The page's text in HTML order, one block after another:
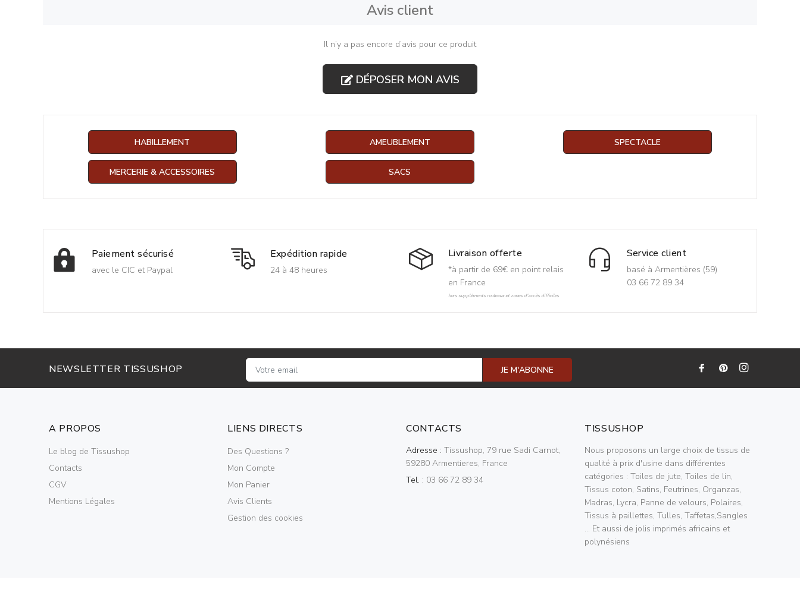
Avis client
Il n’y a pas encore d’avis pour ce produit
DÉPOSER MON AVIS
HABILLEMENT AMEUBLEMENT SPECTACLE
MERCERIE & ACCESSOIRES SACS
Paiement sécurisé
avec le CIC et Paypal
Expédition rapide
24 à 48 heures
Livraison offerte
*à partir de 69€ en point relais
en France
hors suppléments rouleaux et zones d'accès difficiles
Service client
basé à Armentières (59)
03 66 72 89 34
NEWSLETTER TISSUSHOP JE M'ABONNE
A PROPOS
Le blog de Tissushop
Contacts
CGV
Mentions Légales
LIENS DIRECTS
Des Questions ?
Mon Compte
Mon Panier
Avis Clients
Gestion des cookies
CONTACTS
Adresse : Tissushop, 79 rue Sadi Carnot,
59280 Armentieres, France
Tel. : 03 66 72 89 34
TISSUSHOP
Nous proposons un large choix de tissus de
qualité à prix d'usine dans différentes
catégories : Toiles de jute, Toiles de lin,
Tissus coton, Satins, Feutrines, Organzas,
Madras, Lycra, Panne de velours, Polaires,
Tissus à paillettes, Tulles, Taffetas,Sangles
... Et aussi de jolis imprimés africains et
polynésiens